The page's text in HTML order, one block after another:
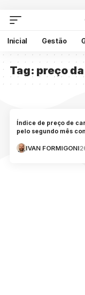
Inicial Gestão
Tag: preço
Índice de preço de
pelo segundo mês
IVAN FORMIGONI